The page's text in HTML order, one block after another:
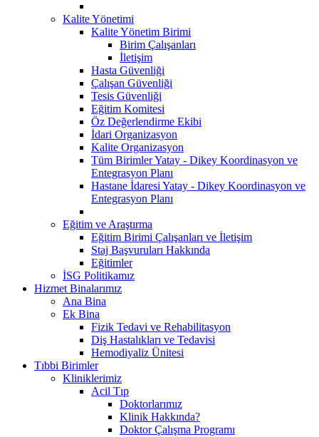
Kalite Yönetimi
Kalite Yönetim Birimi
Birim Çalışanları
İletişim
Hasta Güvenliği
Çalışan Güvenliği
Tesis Güvenliği
Eğitim Komitesi
Öz Değerlendirme Ekibi
İdari Organizasyon
Kalite Organizasyon
Tüm Birimler Yatay - Dikey Koordinasyon ve
Entegrasyon Planı
Hastane İdaresi Yatay - Dikey Koordinasyon ve
Entegrasyon Planı
Eğitim ve Araştırma
Eğitim Birimi Çalışanları ve İletişim
Staj Başvuruları Hakkında
Eğitimler
İSG Politikamız
Hizmet Binalarımız
Ana Bina
Ek Bina
Fizik Tedavi ve Rehabilitasyon
Diş Hastalıkları ve Tedavisi
Hemodiyaliz Ünitesi
Tıbbi Birimler
Kliniklerimiz
Acil Tıp
Doktorlarımız
Klinik Hakkında?
Doktor Çalışma Programı